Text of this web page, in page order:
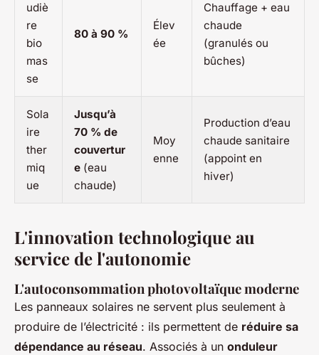
udiè
re
bio
mas
se
80 à 90 %
Élev
ée
Chauffage + eau
chaude
(granulés ou
bûches)
Sola
ire
ther
miq
ue
Jusqu’à
70 % de
couvertur
e (eau
chaude)
Moy
enne
Production d’eau
chaude sanitaire
(appoint en
hiver)
L'innovation technologique au
service de l'autonomie
L'autoconsommation photovoltaïque moderne
Les panneaux solaires ne servent plus seulement à
produire de l’électricité : ils permettent de réduire sa
dépendance au réseau. Associés à un onduleur